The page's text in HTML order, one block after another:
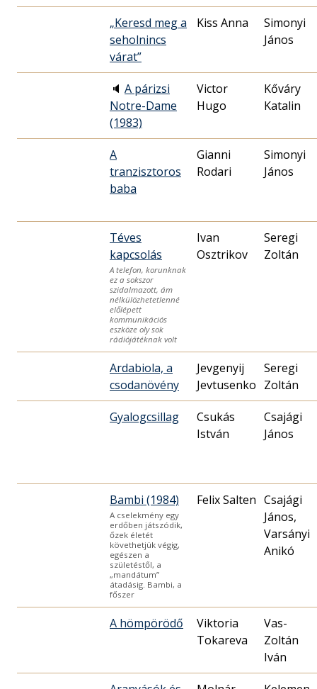
„Keresd meg a
seholnincs
várat”
Kiss Anna
Simonyi
János
🔈 A párizsi
Notre-Dame
(1983)
Victor
Hugo
Kőváry
Katalin
A
tranzisztoros
baba
Gianni
Rodari
Simonyi
János
Téves
kapcsolás
A telefon, korunknak
ez a sokszor
szidalmazott, ám
nélkülözhetetlenné
előlépett
kommunikációs
eszköze oly sok
rádiójátéknak volt
Ivan
Osztrikov
Seregi
Zoltán
Ardabiola, a
csodanövény
Jevgenyij
Jevtusenko
Seregi
Zoltán
Gyalogcsillag
Csukás
István
Csajági
János
Bambi (1984)
A cselekmény egy
erdőben játszódik,
őzek életét
követhetjük végig,
egészen a
születéstől, a
„mandátum”
átadásig. Bambi, a
főszer
Felix Salten Csajági
János,
Varsányi
Anikó
A hömpörödő
Viktoria
Tokareva
Vas-
Zoltán
Iván